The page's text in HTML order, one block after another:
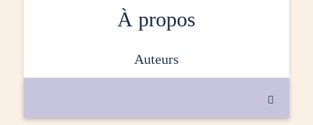
À propos
auteurs
